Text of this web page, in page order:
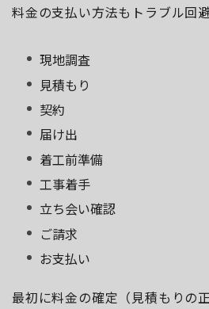
料金の支払い方法もトラブル回
現地調査
見積もり
契約
届け出
着工前準備
工事着手
立ち会い確認
ご請求
お支払い
最初に料金の確定（見積もりの